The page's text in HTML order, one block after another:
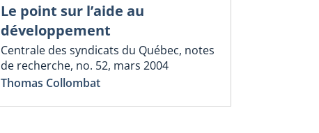
Le point sur l’aide au
développement
Centrale des syndicats du Québec, notes
de recherche, no. 52, mars 2004
Thomas Collombat